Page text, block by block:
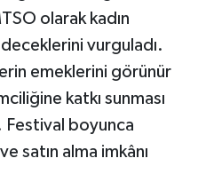
olarak kadın
vurguladı.
emeklerini görünür
katkı sunması
Festival boyunca
satın alma imkânı